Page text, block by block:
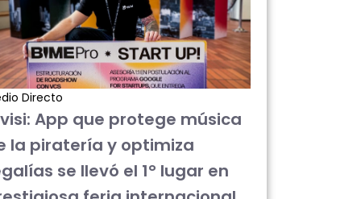
Directo
App que protege música
la piratería y optimiza
se llevó el 1° lugar en